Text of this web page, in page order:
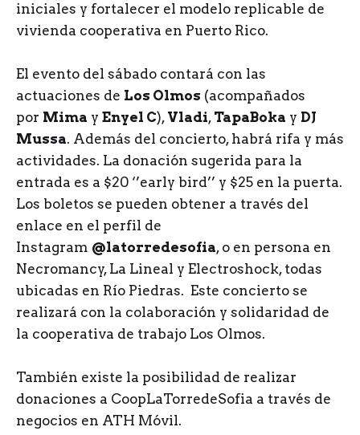
iniciales y fortalecer el modelo replicable de
vivienda cooperativa en Puerto Rico.
El evento del sábado contará con las
actuaciones de Los Olmos (acompañados
por Mima y Enyel C), Vladi, TapaBoka y DJ
Mussa. Además del concierto, habrá rifa y más
actividades. La donación sugerida para la
entrada es a $20 ‘’early bird’’ y $25 en la puerta.
Los boletos se pueden obtener a través del
enlace en el perfil de
Instagram @latorredesofia, o en persona en
Necromancy, La Lineal y Electroshock, todas
ubicadas en Río Piedras. Este concierto se
realizará con la colaboración y solidaridad de
la cooperativa de trabajo Los Olmos.
También existe la posibilidad de realizar
donaciones a CoopLaTorredeSofia a través de
negocios en ATH Móvil.